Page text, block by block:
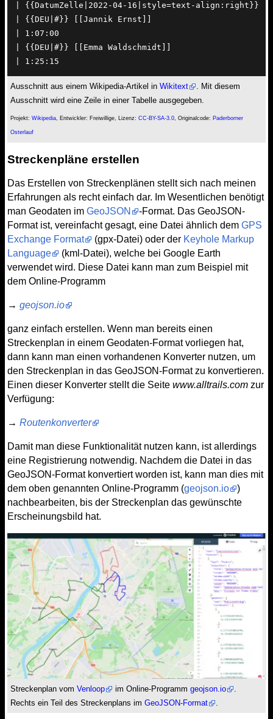
| {{DatumZelle|2022-04-16|style=text-align:right}}
| {{DEU|#}} [[Jannik Ernst]]
| 1:07:00
| {{DEU|#}} [[Emma Waldschmidt]]
| 1:25:15
Ausschnitt aus einem Wikipedia-Artikel in Wikitext
. Mit diesem
Ausschnitt wird eine Zeile in einer Tabelle ausgegeben.
Projekt: Wikipedia, Entwickler: Freiwillige, Lizenz: CC-BY-SA-3.0, Originalcode: Paderborner
Osterlauf
Streckenpläne erstellen
Das Erstellen von Streckenplänen stellt sich nach meinen
Erfahrungen als recht einfach dar. Im Wesentlichen benötigt
man Geodaten im GeoJSON
-Format. Das GeoJSON-
Format ist, vereinfacht gesagt, eine Datei ähnlich dem GPS
Exchange Format
(gpx-Datei) oder der Keyhole Markup
Language
(kml-Datei), welche bei Google Earth
verwendet wird. Diese Datei kann man zum Beispiel mit
dem Online-Programm
→ geojson.io
ganz einfach erstellen. Wenn man bereits einen
Streckenplan in einem Geodaten-Format vorliegen hat,
dann kann man einen vorhandenen Konverter nutzen, um
den Streckenplan in das GeoJSON-Format zu konvertieren.
Einen dieser Konverter stellt die Seite www.alltrails.com zur
Verfügung:
→ Routenkonverter
Damit man diese Funktionalität nutzen kann, ist allerdings
eine Registrierung notwendig. Nachdem die Datei in das
GeoJSON-Format konvertiert worden ist, kann man dies mit
dem oben genannten Online-Programm (geojson.io
)
nachbearbeiten, bis der Streckenplan das gewünschte
Erscheinungsbild hat.
Streckenplan vom Venloop im Online-Programm geojson.io
Rechts ein Teil des Streckenplans im GeoJSON-Format